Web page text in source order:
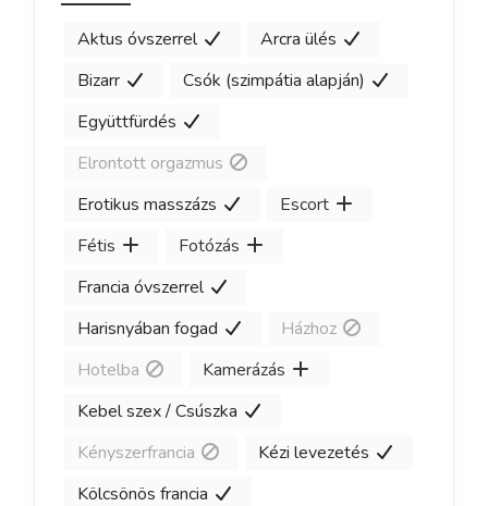
Aktus óvszerrel
Arcra ülés
Bizarr
Csók (szimpátia alapján)
Együttfürdés
Elrontott orgazmus
Erotikus masszázs
Escort
Fétis
Fotózás
Francia óvszerrel
Harisnyában fogad
Házhoz
Hotelba
Kamerázás
Kebel szex / Csúszka
Kényszerfrancia
Kézi levezetés
Kölcsönös francia